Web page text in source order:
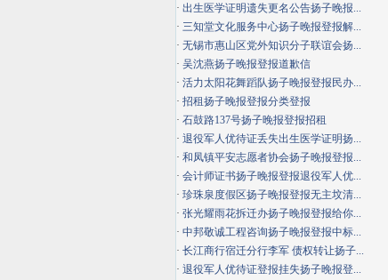
· 出生医学证明遗失更名公告扬子晚报...
· 三知堂文化服务中心扬子晚报登报解...
· 无锡市惠山区党外知识分子联谊会扬...
· 吴沈燕扬子晚报登报道歉信
· 活力太阳花舞蹈队扬子晚报登报民办...
· 招租扬子晚报登报分类登报
· 石鼓路137号扬子晚报登报招租
· 退役军人优待证丢失出生医学证明扬...
· 和凤镇平安志愿者协会扬子晚报登报...
· 会计师证书扬子晚报登报退役军人优...
· 珍珠泉度假区扬子晚报登报无主坟清...
· 张光耀雨花拆迁办扬子晚报登报给你...
· 中邦敬诚工程咨询扬子晚报登报中标...
· 长江商行宿迁分行李军 债权转让扬子...
· 退役军人优待证登报挂失扬子晚报登...